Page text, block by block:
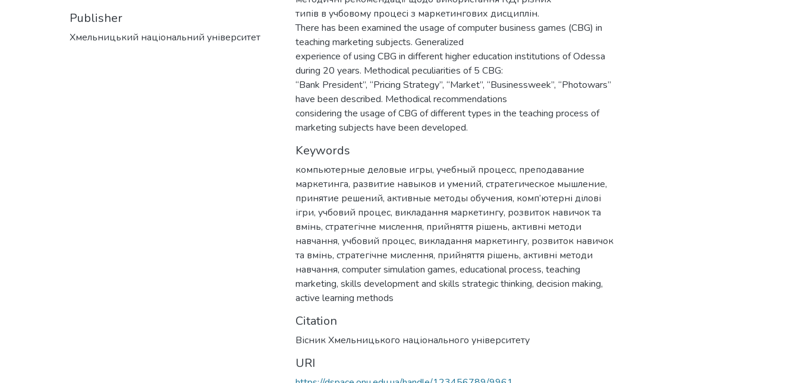
Publisher
Хмельницький національний університет
типів в учбовому процесі з маркетингових дисциплін.
There has been examined the usage of computer business games (CBG) in
teaching marketing subjects. Generalized
experience of using CBG in different higher education institutions of Odessa
during 20 years. Methodical peculiarities of 5 CBG:
“Bank President”, “Pricing Strategy”, “Market”, “Businessweek”, “Photowars”
have been described. Methodical recommendations
considering the usage of CBG of different types in the teaching process of
marketing subjects have been developed.
Keywords
компьютерные деловые игры, учебный процесс, преподавание
маркетинга, развитие навыков и умений, стратегическое мышление,
принятие решений, активные методы обучения, комп’ютерні ділові
ігри, учбовий процес, викладання маркетингу, розвиток навичок та
вмінь, стратегічне мислення, прийняття рішень, активні методи
навчання, учбовий процес, викладання маркетингу, розвиток навичок
та вмінь, стратегічне мислення, прийняття рішень, активні методи
навчання, computer simulation games, educational process, teaching
marketing, skills development and skills strategic thinking, decision making,
active learning methods
Citation
Вісник Хмельницького національного університету
URI